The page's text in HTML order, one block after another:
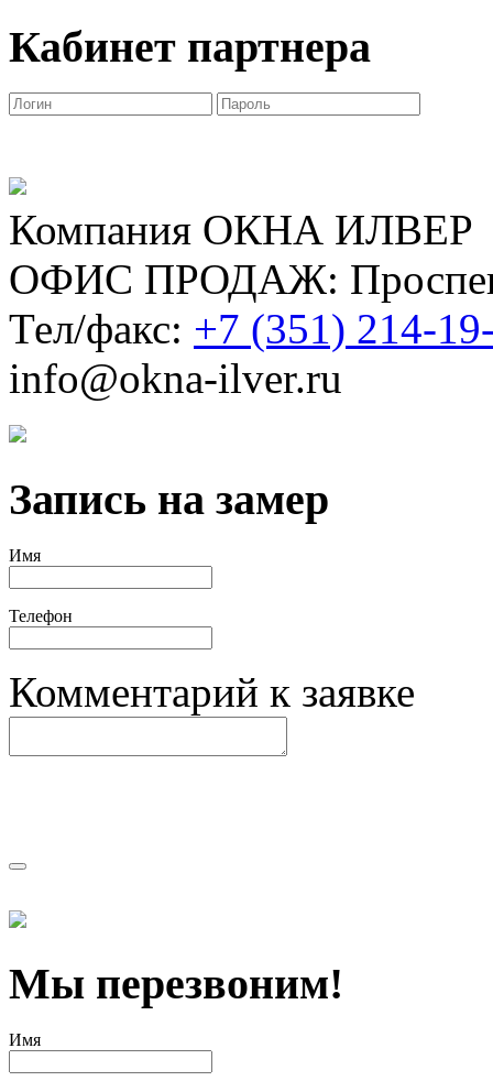
Кабинет партнера
Компания ОКНА ИЛВЕР
ОФИС ПРОДАЖ:
Тел/факс: +7 (351) 214-
info@okna-ilver.ru
Запись на замер
Имя
Телефон
Комментарий к заявке
Мы перезвоним!
Имя